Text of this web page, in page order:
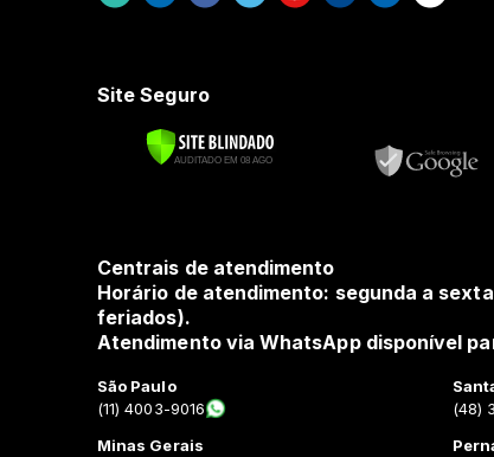
Site Seguro
Centrais de atendimento
Horário de atendimento: segunda a
feriados).
Atendimento via WhatsApp disponível
São Paulo
(11) 4003-9016
Minas Gerais
(48)